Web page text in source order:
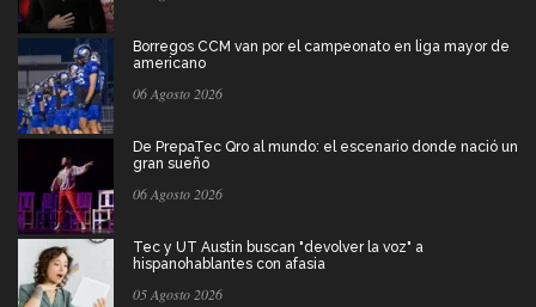
Borregos CCM van por el campeonato en liga mayor de
americano
06 Agosto 2026
De PrepaTec Qro al mundo: el escenario donde nació un
gran sueño
06 Agosto 2026
Tec y UT Austin buscan "devolver la voz" a
hispanohablantes con afasia
05 Agosto 2026